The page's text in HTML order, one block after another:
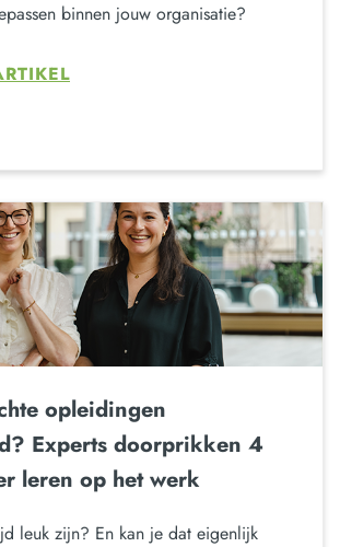
binnen jouw organisatie?
opleidingen
Experts doorprikken 4
leren op het werk
leuk zijn? En kan je dat eigenlijk